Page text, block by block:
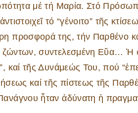
μέ τή Μαρία. Στό
τό “γένοιτο” τῆς
προσφορά της, τήν Παρθένο
ζώντων, συντελεσμένη Εὒα…
καί τῆς Δυνάμεώς Του, πού
καί τῆς πίστεως τῆς
ἦταν ἀδύνατη ἡ